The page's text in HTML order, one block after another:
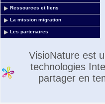
Ressources et liens
La mission migration
Les partenaires
VisioNature est
technologies
partager en